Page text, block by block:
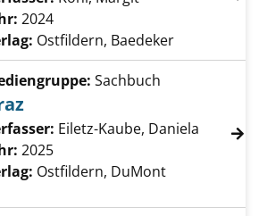
Details von Bodensee anzeigen
2024
Ostfildern, Baedeker
Details von Graz anzeigen
Sachbuch
Eiletz-Kaube, Daniela Suche
2025
Ostfildern, DuMont